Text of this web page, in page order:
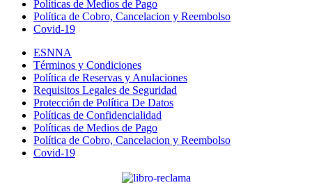
Políticas de Medios de Pago
Política de Cobro, Cancelacion y Reembolso
Covid-19
ESNNA
Términos y Condiciones
Política de Reservas y Anulaciones
Requisitos Legales de Seguridad
Protección de Política De Datos
Políticas de Confidencialidad
Políticas de Medios de Pago
Política de Cobro, Cancelacion y Reembolso
Covid-19